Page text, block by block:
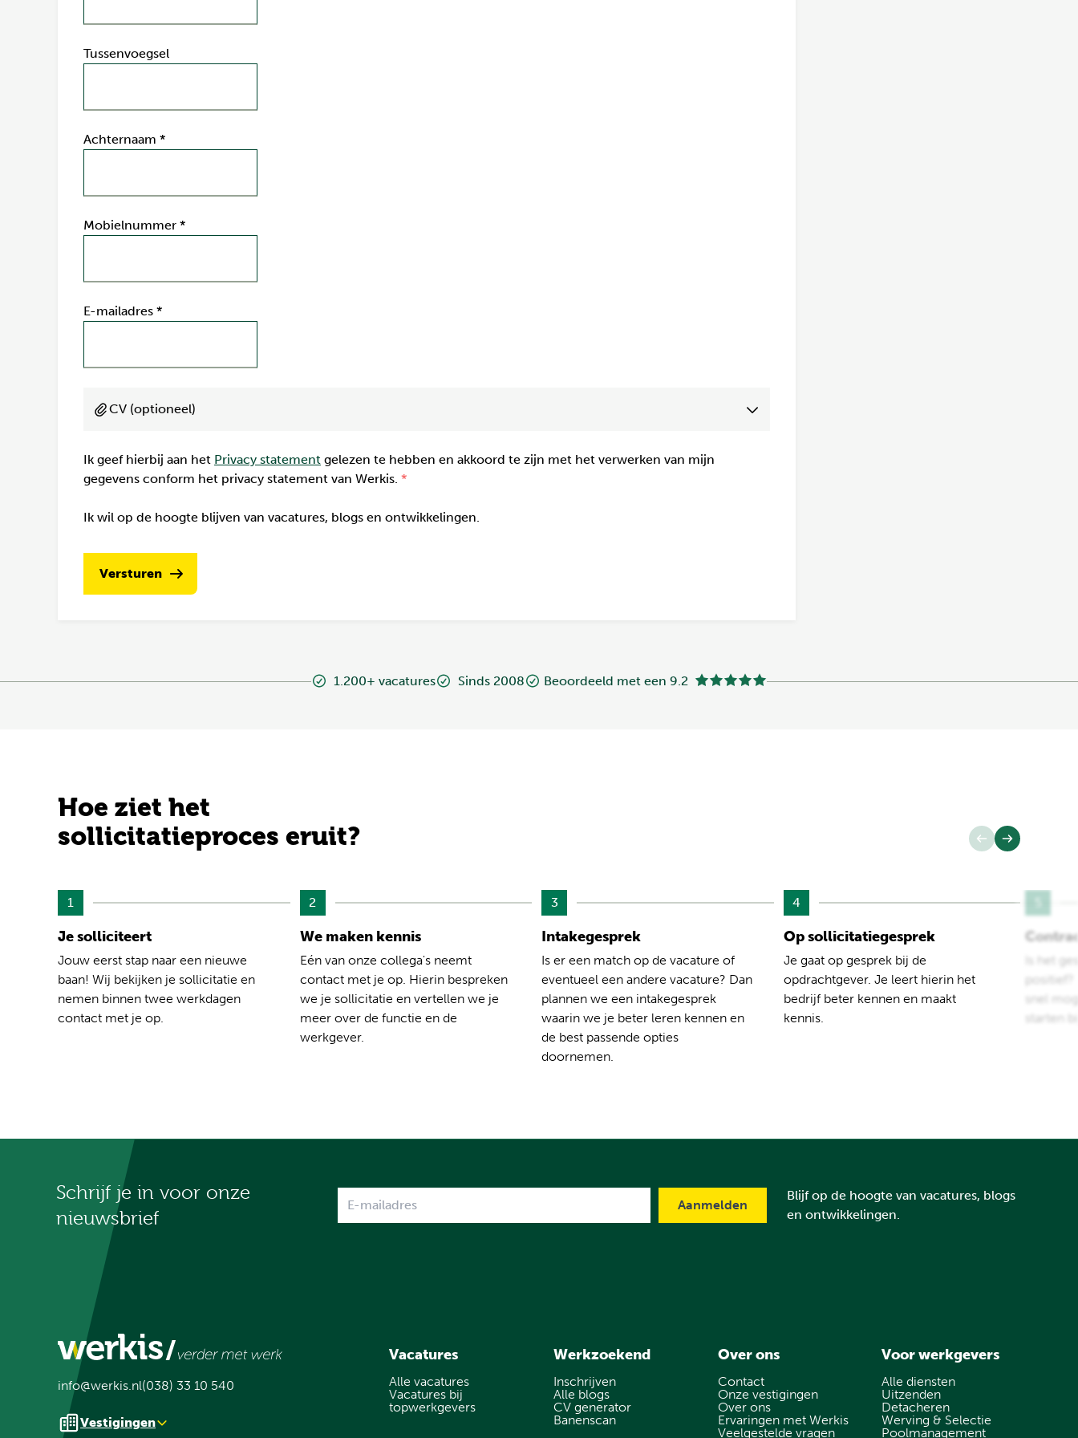
Tussenvoegsel
Achternaam *
Mobielnummer *
E-mailadres *
CV (optioneel)
Ik geef hierbij aan het Privacy statement gelezen te hebben en akkoord te zijn met het verwerken van mijn
gegevens conform het privacy statement van Werkis.
Ik wil op de hoogte blijven van vacatures, blogs en ontwikkelingen.
Versturen
1.200+ vacatures Sinds 2008 Beoordeeld met een 9.2
Hoe ziet het
sollicitatieproces eruit?
1
Je solliciteert
Jouw eerst stap naar een nieuwe
baan! Wij bekijken je sollicitatie en
nemen binnen twee werkdagen
contact met je op.
2
We maken kennis
Eén van onze collega's neemt
contact met je op. Hierin bespreken
we je sollicitatie en vertellen we je
meer over de functie en de
werkgever.
3
Intakegesprek
Is er een match op de vacature of
eventueel een andere vacature? Dan
plannen we een intakegesprek
waarin we je beter leren kennen en
de best passende opties
doornemen.
4
Op sollicitatiegesprek
Je gaat op gesprek bij de
opdrachtgever. Je leert hierin het
bedrijf beter kennen en maakt
kennis.
Is het
snel
starten
Schrijf je in voor onze
nieuwsbrief
Blijf op de hoogte van vacatures, blogs
en ontwikkelingen.
info@werkis.nl(038) 33 10 540
Vestigingen
Vacatures
Alle vacatures
Vacatures bij
topwerkgevers
Werkzoekend
Inschrijven
Alle blogs
CV generator
Banenscan
Over ons
Contact
Onze vestigingen
Over ons
Ervaringen met Werkis
Veelgestelde vragen
Voor werkgevers
Alle diensten
Uitzenden
Detacheren
Werving & Selectie
Poolmanagement